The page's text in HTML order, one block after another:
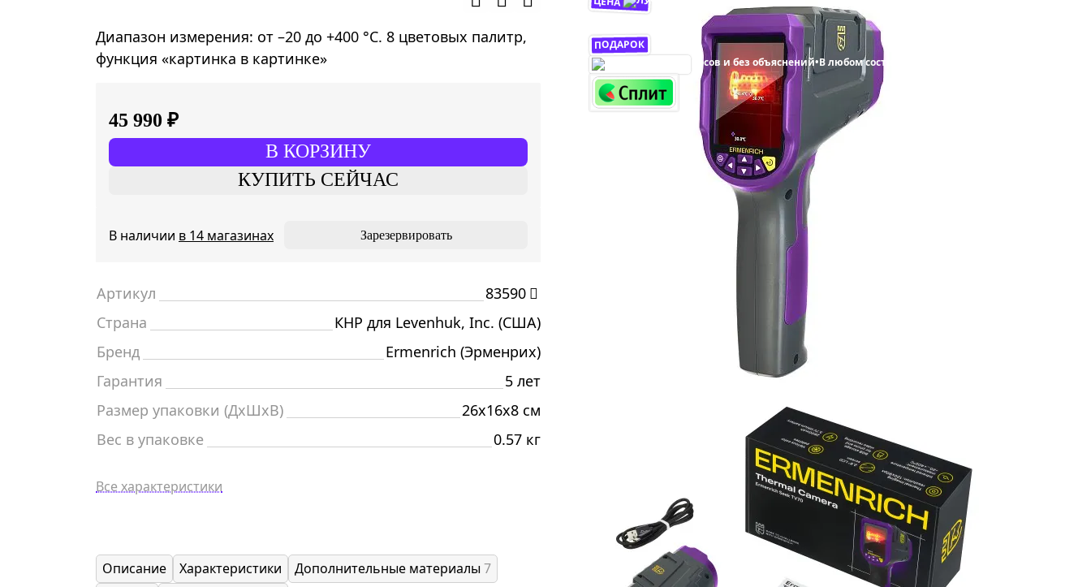
ПОДАРОК
Диапазон измерения: от –20 до +400 °С. 8 цветовых палитр,
функция «картинка в картинке»
45 990 ₽
В КОРЗИНУ
КУПИТЬ СЕЙЧАС
В наличии в 14 магазинах Зарезервировать
Артикул
83590
Страна
КНР для Levenhuk, Inc. (США)
Бренд
Ermenrich (Эрменрих)
Гарантия
5 лет
Размер упаковки (ДxШxВ)
26x16x8 см
Вес в упаковке
0.57 кг
Все характеристики
Описание Характеристики Дополнительные материалы7